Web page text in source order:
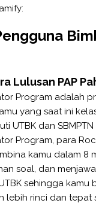
Lulusan PAP
Program adalah
yang saat ini
UTBK dan SBMPTN
Program, para
kamu dalam 8
soal, dan
sehingga kamu
lebih rinci dan tepat